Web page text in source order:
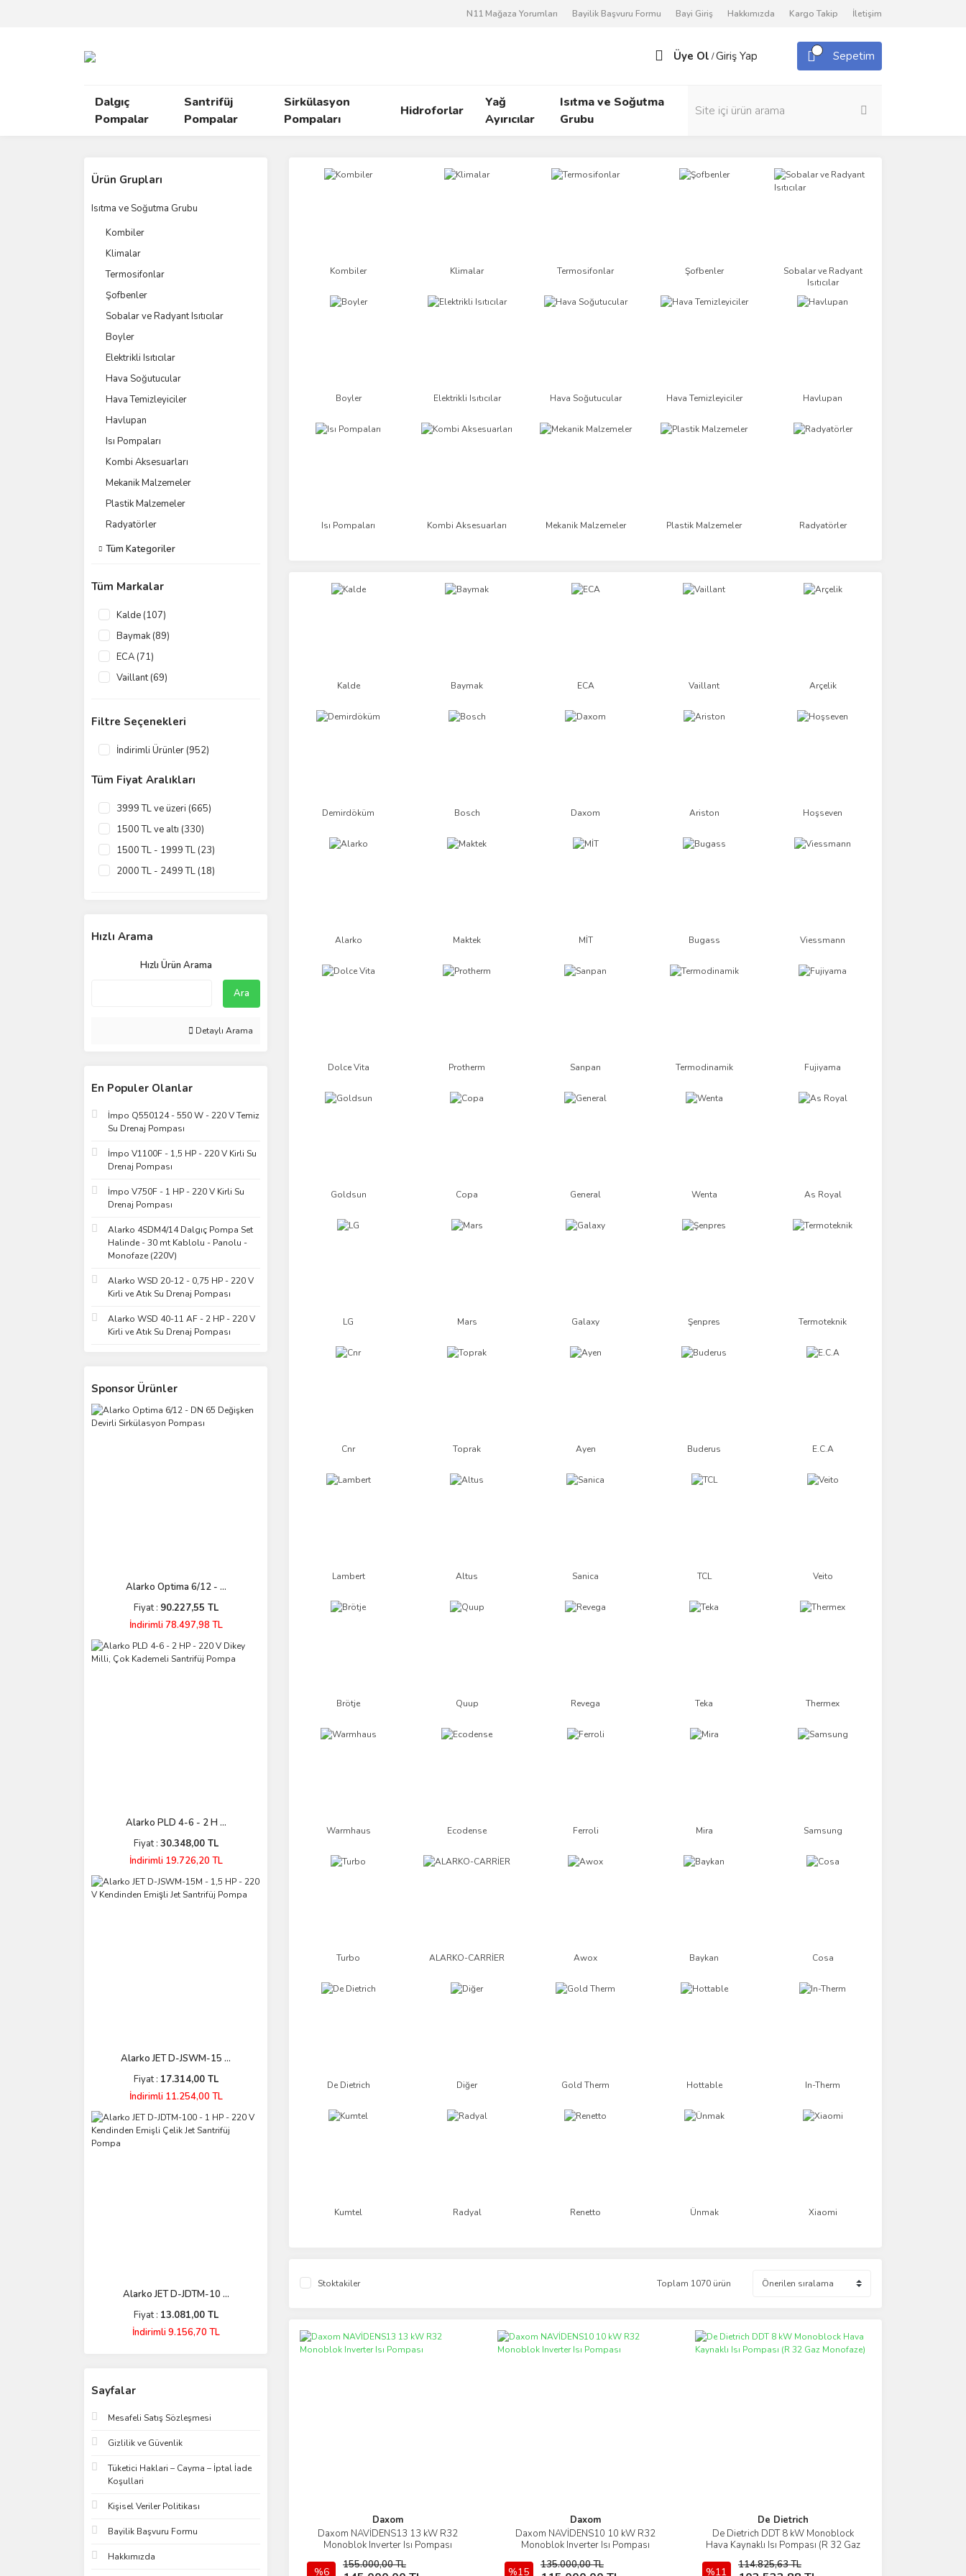
N11 Mağaza Yorumları Bayilik Başvuru Formu Bayi Giriş Hakkımızda Kargo Takip İletişim
Üye Ol /Giriş Yap Sepetim
Dalgıç
Pompalar
Santrifüj
Pompalar
Sirkülasyon
Pompaları
Hidroforlar
Yağ
Ayırıcılar
Isıtma ve Soğutma
Grubu
Ürün Grupları
Isıtma ve Soğutma Grubu
Kombiler
Klimalar
Termosifonlar
Şofbenler
Sobalar ve Radyant Isıtıcılar
Boyler
Elektrikli Isıtıcılar
Hava Soğutucular
Hava Temizleyiciler
Havlupan
Isı Pompaları
Kombi Aksesuarları
Mekanik Malzemeler
Plastik Malzemeler
Radyatörler
Tüm Kategoriler
Tüm Markalar
Kalde (107)
Baymak (89)
ECA (71)
Vaillant (69)
Demirdöküm (55)
Ariston (37)
Hoşseven (35)
Alarko (23)
Maktek (23)
MİT (23)
Sanpan (15)
Wenta (12)
As Royal (10)
LG (10)
Mars (10)
Şenpres (9)
Cnr (8)
Toprak (7)
Ayen (6)
E.C.A (5)
Sanica (4)
TCL (4)
Veito (4)
Mira (2)
Turbo (2)
Hottable (1)
In-Therm (1)
Kumtel (1)
Radyal (1)
Filtre Seçenekleri
İndirimli Ürünler (952)
Tüm Fiyat Aralıkları
3999 TL ve üzeri (665)
1500 TL ve altı (330)
1500 TL - 1999 TL (23)
2000 TL - 2499 TL (18)
Hızlı Arama
Hızlı Ürün Arama
Ara
Detaylı Arama
En Populer Olanlar
İmpo Q550124 - 550 W - 220 V Temiz
Su Drenaj Pompası
İmpo V1100F - 1,5 HP - 220 V Kirli Su
Drenaj Pompası
İmpo V750F - 1 HP - 220 V Kirli Su
Drenaj Pompası
Alarko 4SDM4/14 Dalgıç Pompa Set
Halinde - 30 mt Kablolu - Panolu -
Monofaze (220V)
Alarko WSD 20-12 - 0,75 HP - 220 V
Kirli ve Atık Su Drenaj Pompası
Alarko WSD 40-11 AF - 2 HP - 220 V
Kirli ve Atık Su Drenaj Pompası
Sponsor Ürünler
Alarko Optima 6/12 - ...
Fiyat : 90.227,55 TL
İndirimli 78.497,98 TL
Alarko PLD 4-6 - 2 H ...
Fiyat : 30.348,00 TL
İndirimli 19.726,20 TL
Alarko JET D-JSWM-15 ...
Fiyat : 17.314,00 TL
İndirimli 11.254,00 TL
Alarko JET D-JDTM-10 ...
Fiyat : 13.081,00 TL
İndirimli 9.156,70 TL
Sayfalar
Mesafeli Satış Sözleşmesi
Gizlilik ve Güvenlik
Tüketici Haklari – Cayma – İptal İade
Koşullari
Kişisel Veriler Politikası
Bayilik Başvuru Formu
Hakkımızda
Kombiler Klimalar Termosifonlar Şofbenler
Sobalar ve Radyant
Isıtıcılar
Boyler Elektrikli Isıtıcılar Hava Soğutucular Hava Temizleyiciler Havlupan
Isı Pompaları Kombi Aksesuarları Mekanik Malzemeler Plastik Malzemeler Radyatörler
Kalde Baymak ECA Vaillant Arçelik
Demirdöküm Bosch Daxom Ariston Hoşseven
Alarko Maktek MİT Bugass Viessmann
Dolce Vita Protherm Sanpan Termodinamik Fujiyama
Goldsun Copa General Wenta As Royal
LG Mars Galaxy Şenpres Termoteknik
Cnr Toprak Ayen Buderus E.C.A
Lambert Altus Sanica TCL Veito
Brötje Quup Revega Teka Thermex
Warmhaus Ecodense Ferroli Mira Samsung
Turbo ALARKO-CARRİER Awox Baykan Cosa
De Dietrich Diğer Gold Therm Hottable In-Therm
Kumtel Radyal Renetto Ünmak Xiaomi
Stoktakiler Toplam 1070 ürün
Daxom
Daxom NAVİDENS13 13 kW R32
Monoblok Inverter Isı Pompası
%6
155.000,00 TL
İncele
Sepete Ekle
Daxom
Daxom NAVİDENS10 10 kW R32
Monoblok Inverter Isı Pompası
%15
135.000,00 TL
İncele
Sepete Ekle
De Dietrich
De Dietrich DDT 8 kW Monoblock
Hava Kaynaklı Isı Pompası (R 32 Gaz
%11
114.825,63 TL
İncele
Sepete Ekle